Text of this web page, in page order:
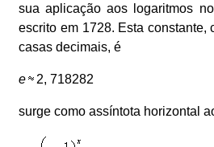
sua aplicação aos logaritmos
escrito em 1728. Esta constante,
casas decimais, é
e 2, 718282
surge como assíntota horizontal